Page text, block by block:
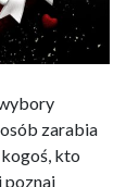
zarabia
kto
poznaj